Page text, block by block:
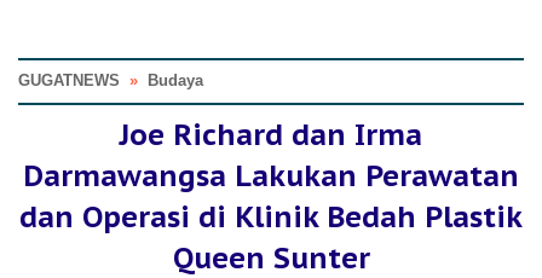
GUGATNEWS » Budaya
Joe Richard dan Irma
Darmawangsa Lakukan Perawatan
dan Operasi di Klinik Bedah Plastik
Queen Sunter